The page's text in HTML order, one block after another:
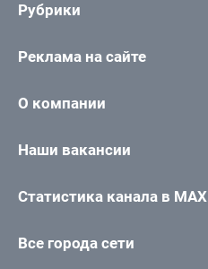
Рубрики
Реклама на сайте
О компании
Наши вакансии
Статистика канала в MAX
Все города сети